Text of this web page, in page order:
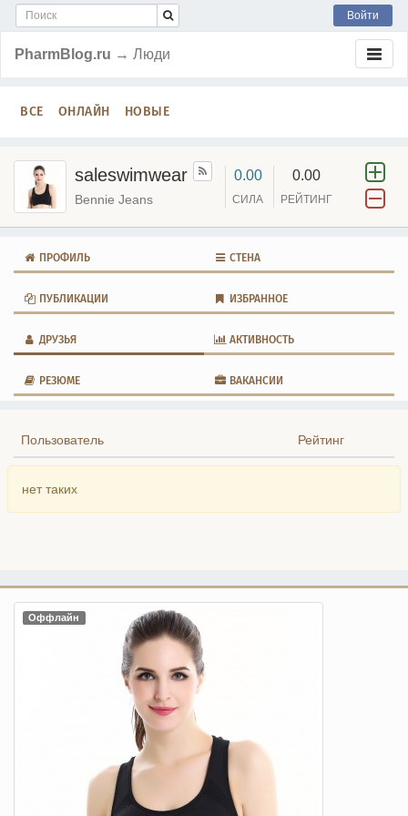
Войти
PharmBlog.ru → Люди
ВСЕ ОНЛАЙН НОВЫЕ
saleswimwear
Bennie Jeans
0.00
СИЛА
0.00
РЕЙТИНГ
ПРОФИЛЬ СТЕНА
ПУБЛИКАЦИИ ИЗБРАННОЕ
ДРУЗЬЯ АКТИВНОСТЬ
РЕЗЮМЕ ВАКАНСИИ
Пользователь Рейтинг
нет таких
Оффлайн